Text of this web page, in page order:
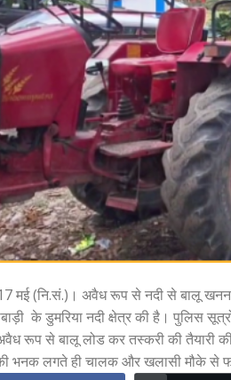
मई (नि.सं.)। अवैध रूप से नदी से बालू
के डुमरिया नदी क्षेत्र की है। पुलिस
रूप से बालू लोड कर तस्करी की तैयारी
भनक लगते ही चालक और खलासी मौके से